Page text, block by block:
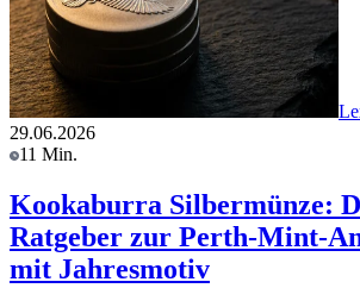
29.06.2026
11 Min.
Kookaburra Silbermünze:
Ratgeber zur Perth-Mint-
mit Jahresmotiv